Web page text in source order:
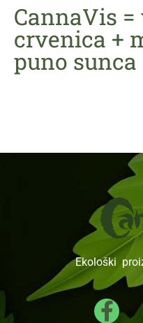
CannaVis
crvenica +
puno sunca
Ekološki